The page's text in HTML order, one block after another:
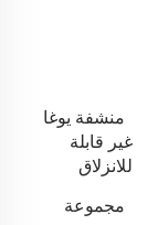
منشفة يوغا
غير قابلة
للانزلاق
مجموعة